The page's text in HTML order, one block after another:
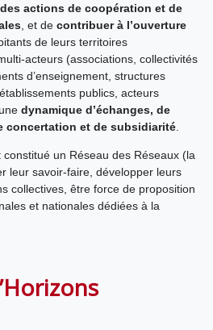
actions de coopération et de
, et de contribuer à l’ouverture
de leurs territoires
acteurs (associations, collectivités
d’enseignement, structures
publics, acteurs
dynamique d’échanges, de
concertation et de subsidiarité.
un Réseau des Réseaux (la
leur savoir-faire, développer leurs
collectives, être force de proposition
et nationales dédiées à la